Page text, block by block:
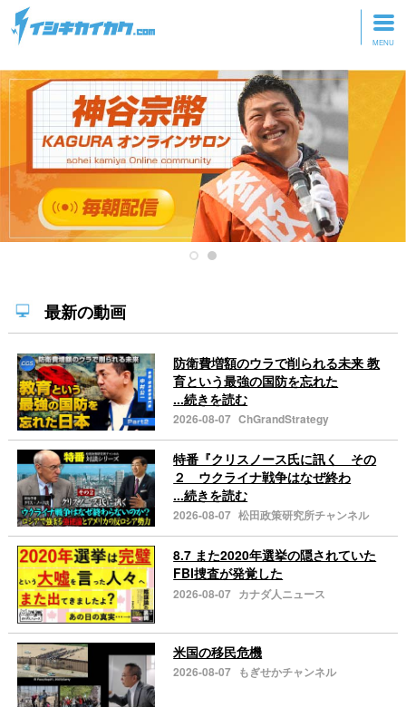
トップページ
動画を見る
記事を読む
セミナーに参加
研修・ツアーに参加
最新の動画
防衛費増額のウラで削られる未来 教
育という最強の国防を忘れた
...続きを読む
2026-08-07 ChGrandStrategy
特番『クリスノース氏に訊く その
２ ウクライナ戦争はなぜ終わ
...続きを読む
2026-08-07 松田政策研究所チャンネル
8.7 また2020年選挙の隠されていた
FBI捜査が発覚した
2026-08-07 カナダ人ニュース
米国の移民危機
2026-08-07 もぎせかチャンネル